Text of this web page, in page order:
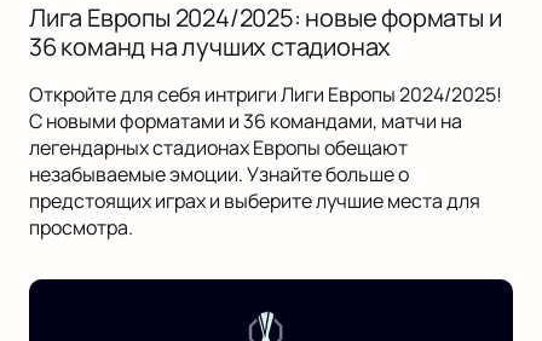
Лига Европы 2024/2025: новые форматы и
36 команд на лучших стадионах
Откройте для себя интриги Лиги Европы 2024/2025!
С новыми форматами и 36 командами, матчи на
легендарных стадионах Европы обещают
незабываемые эмоции. Узнайте больше о
предстоящих играх и выберите лучшие места для
просмотра.